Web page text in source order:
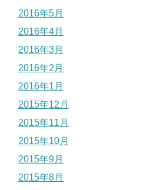
2016年5月
2016年4月
2016年3月
2016年2月
2016年1月
2015年12月
2015年11月
2015年10月
2015年9月
2015年8月